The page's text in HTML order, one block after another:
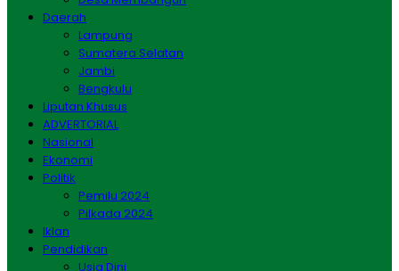
Daerah
Lampung
Sumatera Selatan
Jambi
Bengkulu
Liputan Khusus
ADVERTORIAL
Nasional
Ekonomi
Politik
Pemilu 2024
Pilkada 2024
Iklan
Pendidikan
Usia Dini